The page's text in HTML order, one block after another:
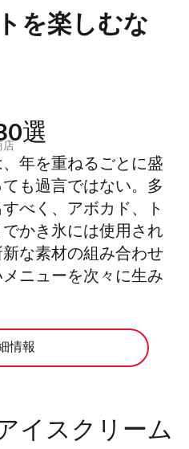
を楽しむな
選
店
年を重ねるごとに盛
も過言ではない。 多
べく、アボカド、ト
かき氷には使用され
な素材の組み合わせ
ニューを次々に生み
情報
イスクリーム